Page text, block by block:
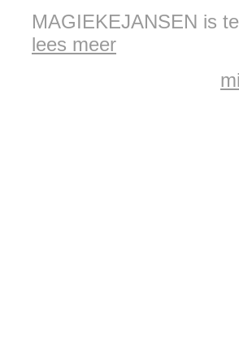
MAGIEKEJANSEN is
lees meer